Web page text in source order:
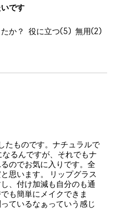
です
か？ 5 2
たものです。ナチュラルで
るんですが、それでもナ
のでお気に入りです。全
思います。 リップグラス
、付け加減も自分のも通
も簡単にメイクできま
ているなぁっていう感じ